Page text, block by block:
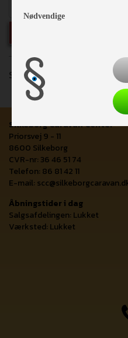
Sorter efter:
Silkeborg Caravan Center
Priorsvej 9 - 11
8600 Silkeborg
CVR-nr: 36 46 51 74
Telefon: 86 81 42 11
E-mail:
Åbningstider i dag
Salgsafdelingen: Lukket
Værksted: Lukket
Nødvendige